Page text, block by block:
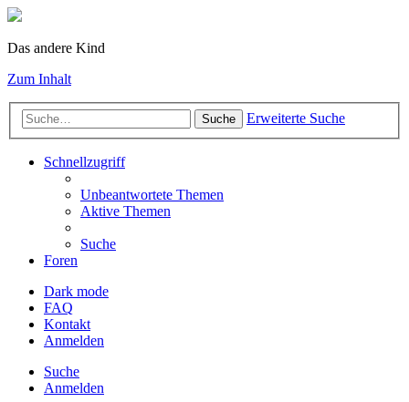
Das andere Kind
Zum Inhalt
Suche Erweiterte Suche
Schnellzugriff
Unbeantwortete Themen
Aktive Themen
Suche
Foren
Dark mode
FAQ
Kontakt
Anmelden
Suche
Anmelden